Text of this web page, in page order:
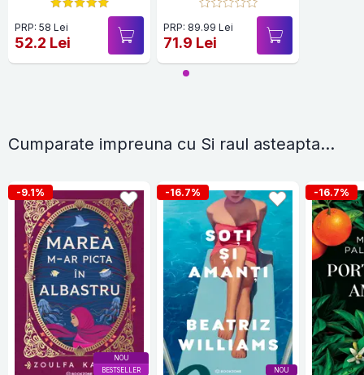
PRP: 58 Lei
52.2 Lei
PRP: 89.99 Lei
71.9 Lei
Cumparate impreuna cu Si raul asteapta...
NOU
BESTSELLER
-9.1%
NOU
-16.7% -16.7%